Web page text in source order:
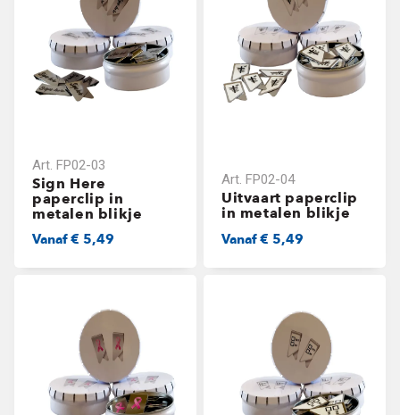
Art. FP02-03
Sign Here
paperclip in
metalen blikje
Vanaf€ 5,49
Art. FP02-04
Uitvaart paperclip
in metalen blikje
Vanaf€ 5,49